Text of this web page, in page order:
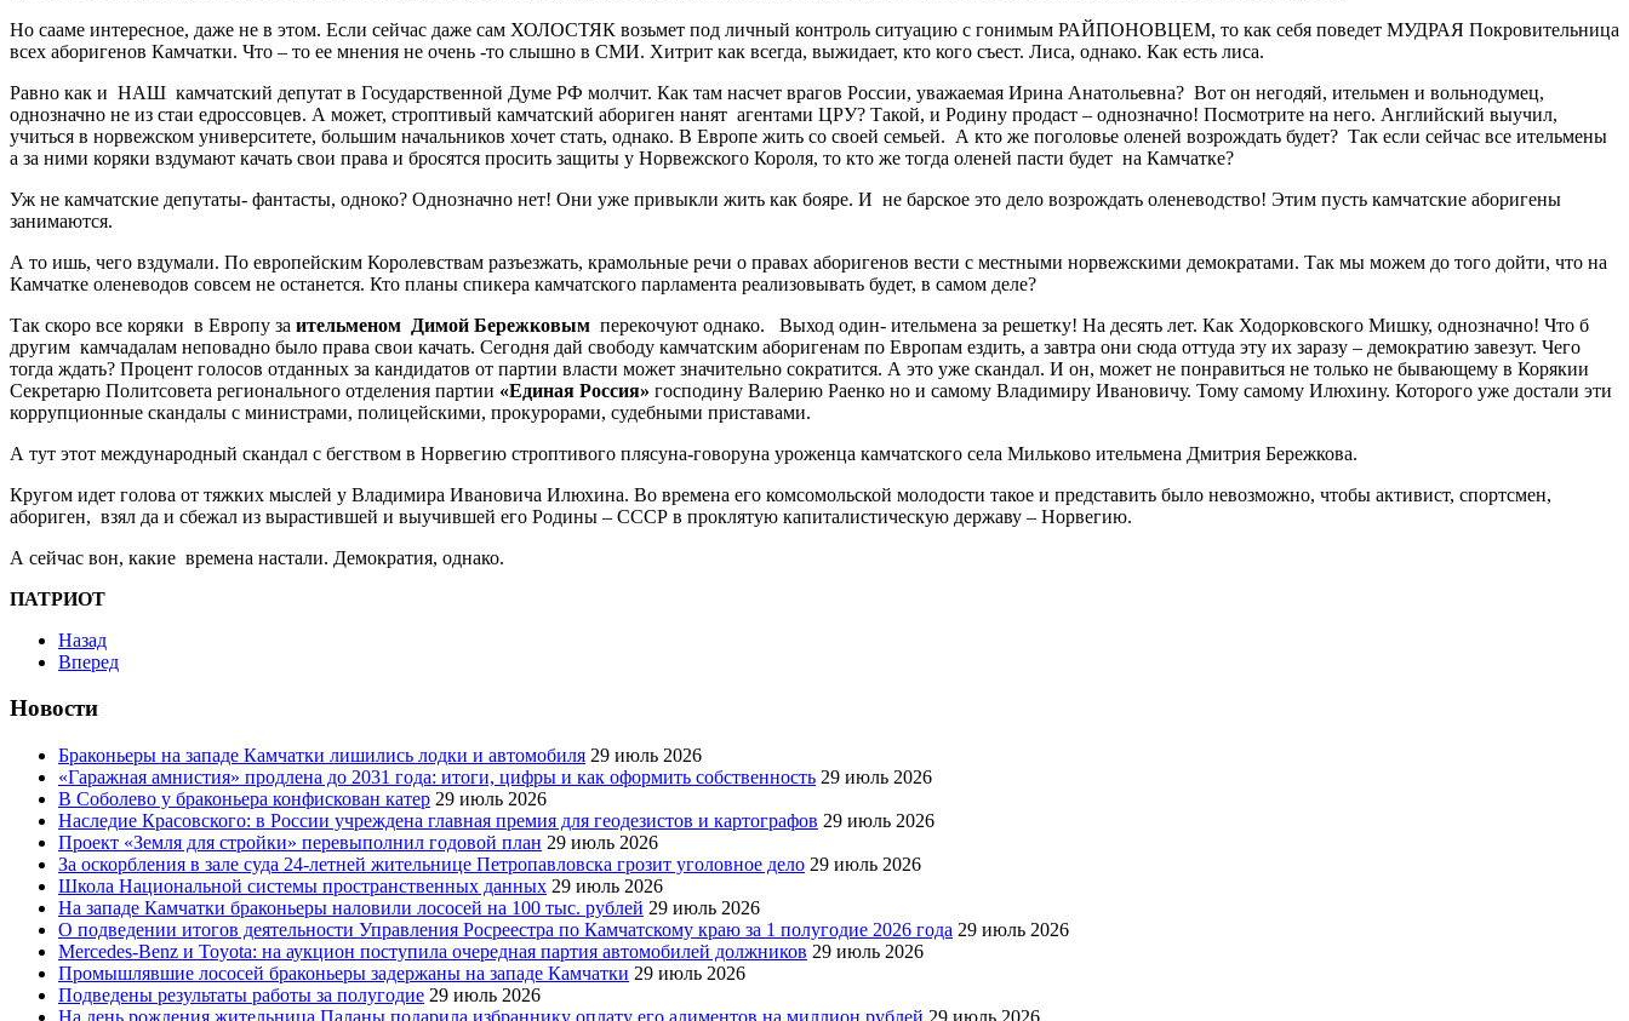
Но сааме интересное, даже не в этом. Если сейчас даже сам ХОЛОСТЯК возьмет под личный контроль ситуацию с гонимым РАЙПОНОВЦЕМ, то как себя поведет МУДРАЯ Покровительница
всех аборигенов Камчатки. Что – то ее мнения не очень -то слышно в СМИ. Хитрит как всегда, выжидает, кто кого съест. Лиса, однако. Как есть лиса.
Равно как и НАШ камчатский депутат в Государственной Думе РФ молчит. Как там насчет врагов России, уважаемая Ирина Анатольевна? Вот он негодяй, ительмен и вольнодумец,
однозначно не из стаи едроссовцев. А может, строптивый камчатский абориген нанят агентами ЦРУ? Такой, и Родину продаст – однозначно! Посмотрите на него. Английский выучил,
учиться в норвежском университете, большим начальников хочет стать, однако. В Европе жить со своей семьей. А кто же поголовье оленей возрождать будет? Так если сейчас все ительмены
а за ними коряки вздумают качать свои права и бросятся просить защиты у Норвежского Короля, то кто же тогда оленей пасти будет на Камчатке?
Уж не камчатские депутаты- фантасты, одноко? Однозначно нет! Они уже привыкли жить как бояре. И не барское это дело возрождать оленеводство! Этим пусть камчатские аборигены
занимаются.
А то ишь, чего вздумали. По европейским Королевствам разъезжать, крамольные речи о правах аборигенов вести с местными норвежскими демократами. Так мы можем до того дойти, что на
Камчатке оленеводов совсем не останется. Кто планы спикера камчатского парламента реализовывать будет, в самом деле?
Так скоро все коряки в Европу за ительменом Димой Бережковым перекочуют однако. Выход один- ительмена за решетку! На десять лет. Как Ходорковского Мишку, однозначно! Что б
другим камчадалам неповадно было права свои качать. Сегодня дай свободу камчатским аборигенам по Европам ездить, а завтра они сюда оттуда эту их заразу – демократию завезут. Чего
тогда ждать? Процент голосов отданных за кандидатов от партии власти может значительно сократится. А это уже скандал. И он, может не понравиться не только не бывающему в Корякии
Секретарю Политсовета регионального отделения партии «Единая Россия» господину Валерию Раенко но и самому Владимиру Ивановичу. Тому самому Илюхину. Которого уже достали эти
коррупционные скандалы с министрами, полицейскими, прокурорами, судебными приставами.
А тут этот международный скандал с бегством в Норвегию строптивого плясуна-говоруна уроженца камчатского села Мильково ительмена Дмитрия Бережкова.
Кругом идет голова от тяжких мыслей у Владимира Ивановича Илюхина. Во времена его комсомольской молодости такое и представить было невозможно, чтобы активист, спортсмен,
абориген, взял да и сбежал из вырастившей и выучившей его Родины – СССР в проклятую капиталистическую державу – Норвегию.
А сейчас вон, какие времена настали. Демократия, однако.
ПАТРИОТ
Назад
Вперед
Новости
Браконьеры на западе Камчатки лишились лодки и автомобиля 29 июль 2026
«Гаражная амнистия» продлена до 2031 года: итоги, цифры и как оформить собственность 29 июль 2026
В Соболево у браконьера конфискован катер 29 июль 2026
Наследие Красовского: в России учреждена главная премия для геодезистов и картографов 29 июль 2026
Проект «Земля для стройки» перевыполнил годовой план 29 июль 2026
За оскорбления в зале суда 24-летней жительнице Петропавловска грозит уголовное дело 29 июль 2026
Школа Национальной системы пространственных данных 29 июль 2026
На западе Камчатки браконьеры наловили лососей на 100 тыс. рублей 29 июль 2026
О подведении итогов деятельности Управления Росреестра по Камчатскому краю за 1 полугодие 2026 года 29 июль 2026
Mercedes-Benz и Toyota: на аукцион поступила очередная партия автомобилей должников 29 июль 2026
Промышлявшие лососей браконьеры задержаны на западе Камчатки 29 июль 2026
Подведены результаты работы за полугодие 29 июль 2026
На день рождения жительница Паланы подарила избраннику оплату его алиментов на миллион рублей 29 июль 2026